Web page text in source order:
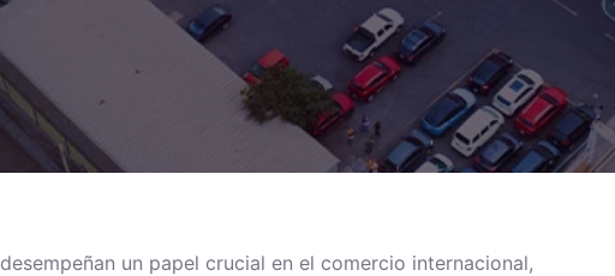
desempeñan un papel crucial en el comercio internacional,